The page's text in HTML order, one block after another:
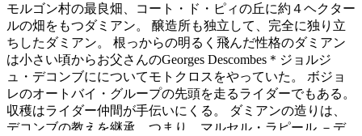
を振り絞って子供を残そうと葡萄実を守り育ててくれた。
今日はそんな葡萄を収穫にやって来た。親友とフィアンセが
手伝いに来てくれた。 あまりにも酷くやられた葡萄、粒を
選別して切り落とす作業が大変だった。 自分の責任でもな
く自分の力ではどうにもできないことが、人生にはあること
を悟ったダミアン。 すべてを、心の深いところで、受け容
れたダミアンには笑顔しかなかった。流石の若大将。
モルゴン村の最良畑、コート・ド・ピィの丘に約４ヘクター
ルの畑をもつダミアン。 醸造所も独立して、完全に独り立
ちしたダミアン。 根っからの明るく飛んだ性格のダミアン
は小さい頃からお父さんのGeorges Descombes＊ジョルジ
ュ・デコンブにについてモトクロスをやっていた。 ボジョ
レのオートバイ・グループの先頭を走るライダーでもある。
収穫はライダー仲間が手伝いにくる。 ダミアンの造りは、
デコンブの教えを継承、つまり、マルセル・ラピール －デ